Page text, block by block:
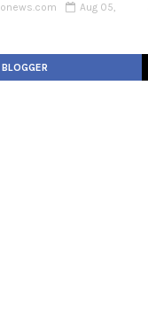
Aug 05,
BLOGGER